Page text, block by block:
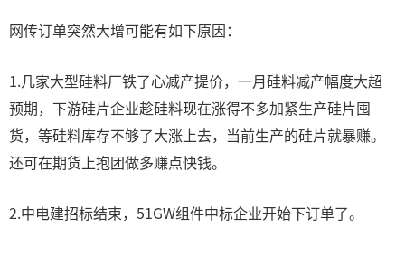
网传订单突然大增可能有如下原因：
1.几家大型硅料厂铁了心减产提价，一月硅料减产幅度大超
预期，下游硅片企业趁硅料现在涨得不多加紧生产硅片囤
货，等硅料库存不够了大涨上去，当前生产的硅片就暴赚。
还可在期货上抱团做多赚点快钱。
2.中电建招标结束，51GW组件中标企业开始下订单了。